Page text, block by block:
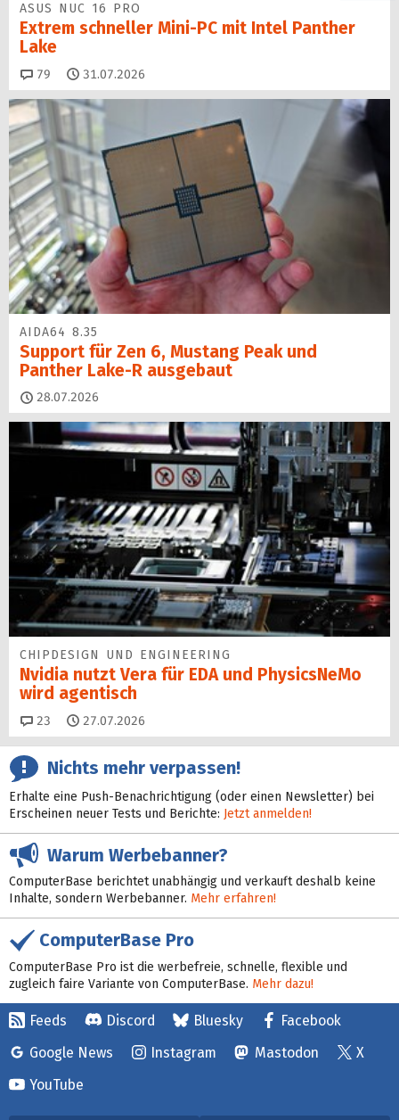
ASUS NUC 16 PRO
Extrem schneller Mini-PC mit Intel Panther
Lake
79 Kommentare
31.07.2026
AIDA64 8.35
Support für Zen 6, Mustang Peak und
Panther Lake-R ausgebaut
28.07.2026
CHIPDESIGN UND ENGINEERING
Nvidia nutzt Vera für EDA und PhysicsNeMo
wird agentisch
23 Kommentare
27.07.2026
Nichts mehr verpassen!
Erhalte eine Push-Benachrichtigung (oder einen Newsletter) bei
Erscheinen neuer Tests und Berichte: Jetzt anmelden!
Warum Werbebanner?
ComputerBase berichtet unabhängig und verkauft deshalb keine
Inhalte, sondern Werbebanner. Mehr erfahren!
ComputerBase Pro
ComputerBase Pro ist die werbefreie, schnelle, flexible und
zugleich faire Variante von ComputerBase. Mehr dazu!
Feeds Discord Bluesky
Facebook
Google News
Instagram Mastodon
X
YouTube